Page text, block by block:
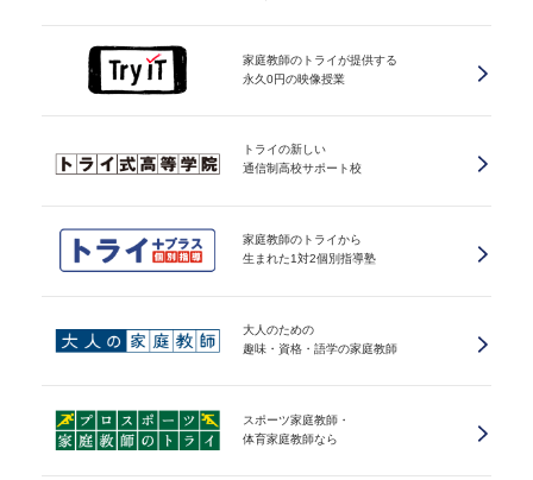
家庭教師のトライが提供する
永久0円の映像授業
トライの新しい
通信制高校サポート校
家庭教師のトライから
生まれた1対2個別指導塾
大人のための
趣味・資格・語学の家庭教師
スポーツ家庭教師・
体育家庭教師なら